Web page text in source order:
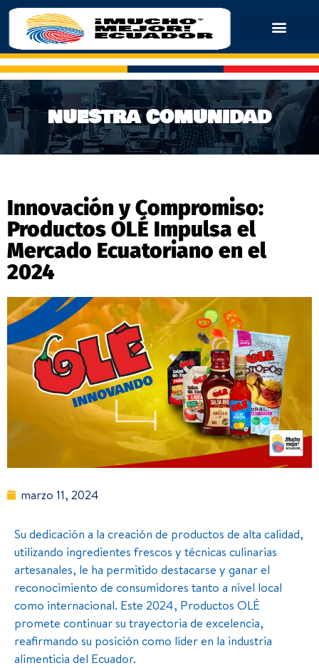
NUESTRA COMUNIDAD
Innovación y Compromiso:
Productos OLÉ Impulsa el
Mercado Ecuatoriano en el
2024
marzo 11, 2024
Su dedicación a la creación de productos de alta calidad,
utilizando ingredientes frescos y técnicas culinarias
artesanales, le ha permitido destacarse y ganar el
reconocimiento de consumidores tanto a nivel local
como internacional. Este 2024, Productos OLÉ
promete continuar su trayectoria de excelencia,
reafirmando su posición como líder en la industria
alimenticia del Ecuador.